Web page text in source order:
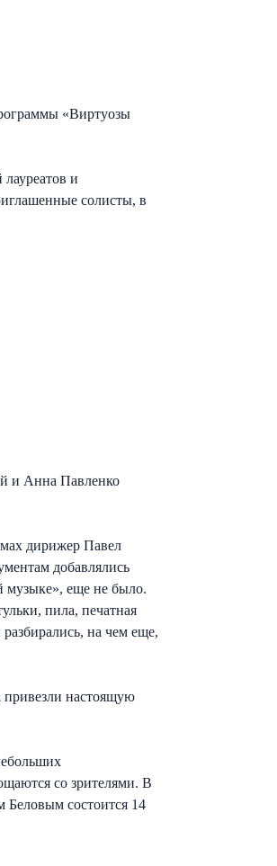
«Виртуозы
и
солисты, в
и Анна Павленко
дирижер Павел
добавлялись
музыке», еще не было.
пила, печатная
на чем еще,
настоящую
со зрителями. В
Беловым состоится 14